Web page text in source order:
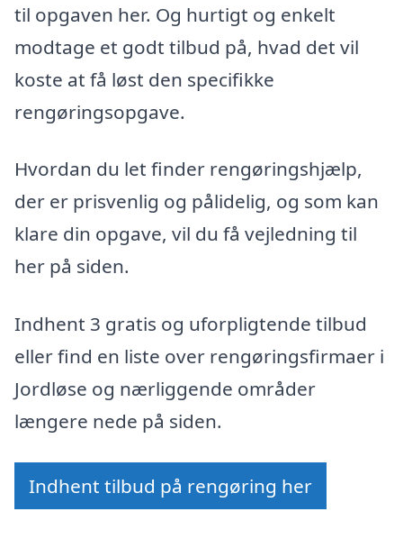
til opgaven her. Og hurtigt og enkelt
modtage et godt tilbud på, hvad det vil
koste at få løst den specifikke
rengøringsopgave.
Hvordan du let finder rengøringshjælp,
der er prisvenlig og pålidelig, og som kan
klare din opgave, vil du få vejledning til
her på siden.
Indhent 3 gratis og uforpligtende tilbud
eller find en liste over rengøringsfirmaer i
Jordløse og nærliggende områder
længere nede på siden.
Indhent tilbud på rengøring her